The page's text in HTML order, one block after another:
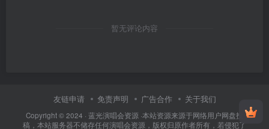
暂无评论内容
友链申请 免责声明 广告合作 关于我们
Copyright © 2024 · 蓝光演唱会资源 ·本站资源来源于网络用户网盘投
稿，本站服务器不储存任何演唱会资源，版权归原作者所有，若侵犯了